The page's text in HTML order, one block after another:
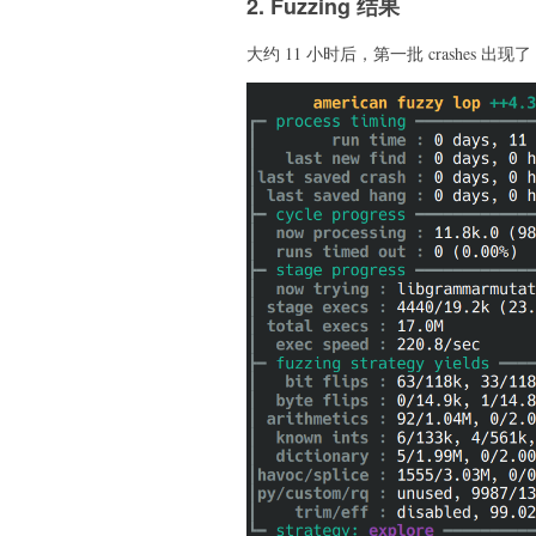
大约 11 小时后，第一批 crashes 出现了